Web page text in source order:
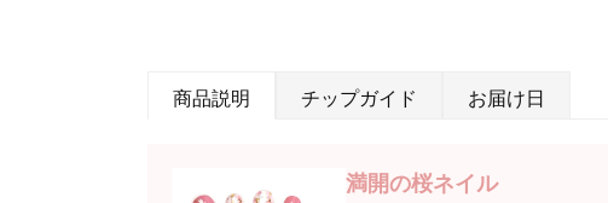
商品説明 チップガイド お届け日
満開の桜ネイル